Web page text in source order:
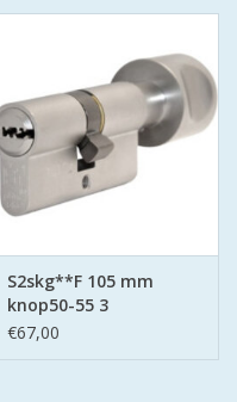
S2skg**F 105 mm
knop50-55 3
keersleutels
€67,00